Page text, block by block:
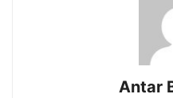
Antar